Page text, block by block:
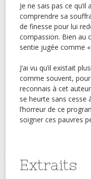
Je ne sais pas ce
comprendre sa
de finesse pour lui
compassion. Bien au
sentie jugée comme
J’ai vu qu’il existait
comme souvent,
reconnais à cet
se heurte sans cesse
l’horreur de ce
soigner ces pauvres
Extraits